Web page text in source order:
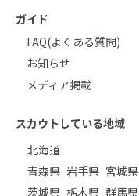
ガイド
FAQ(よくある質問)
お知らせ
メディア掲載
スカウトしている地域
北海道
青森県 岩手県 宮城県
茨城県 栃木県 群馬県